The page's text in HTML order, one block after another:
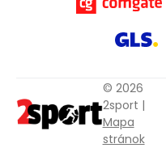
© 2026
2sport |
Mapa
stránok